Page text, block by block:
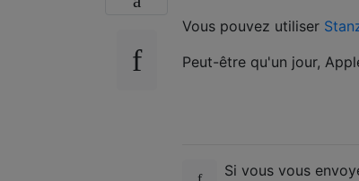
Vous pouvez utiliser
Peut-être qu'un jour,
Si vous vous